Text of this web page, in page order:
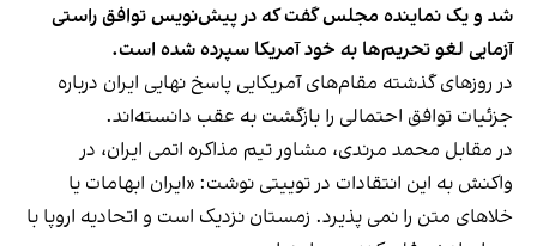
شد و یک نماینده مجلس گفت که در پیش‌نویس توافق راستی
آزمایی لغو تحریم‌ها به خود آمریکا سپرده شده است.
در روزهای گذشته مقام‌های آمریکایی پاسخ نهایی ایران درباره
جزئیات توافق احتمالی را بازگشت به عقب دانسته‌اند.
در مقابل محمد مرندی، مشاور تیم مذاکره اتمی ایران، در
واکنش به این انتقادات در توییتی نوشت: «ایران ابهامات یا
خلاهای متن را نمی پذیرد. زمستان نزدیک است و اتحادیه اروپا با